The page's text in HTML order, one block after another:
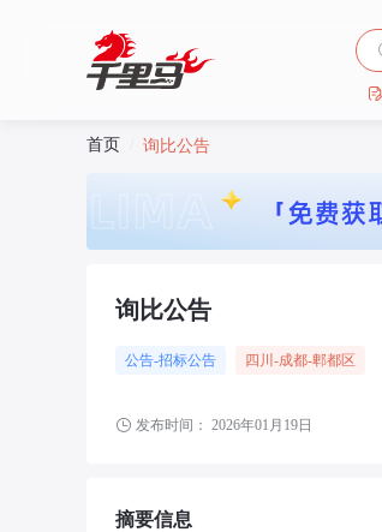
首页 询比公告
询比公告
公告-招标公告 四川 -成都-郫都区
发布时间： 2026年01月19日
摘要信息